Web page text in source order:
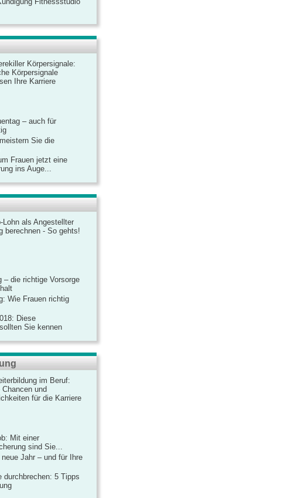
Körpersignale:
Körpersignale
Ihre Karriere
– auch für
Sie die
Frauen jetzt eine
ins Auge...
Lohn als Angestellter
berechnen - So gehts!
– die richtige Vorsorge
Wie Frauen richtig
Diese
Sie kennen
im Beruf:
Chancen und
für die Karriere
Mit einer
sind Sie...
Jahr – und für Ihre
durchbrechen: 5 Tipps